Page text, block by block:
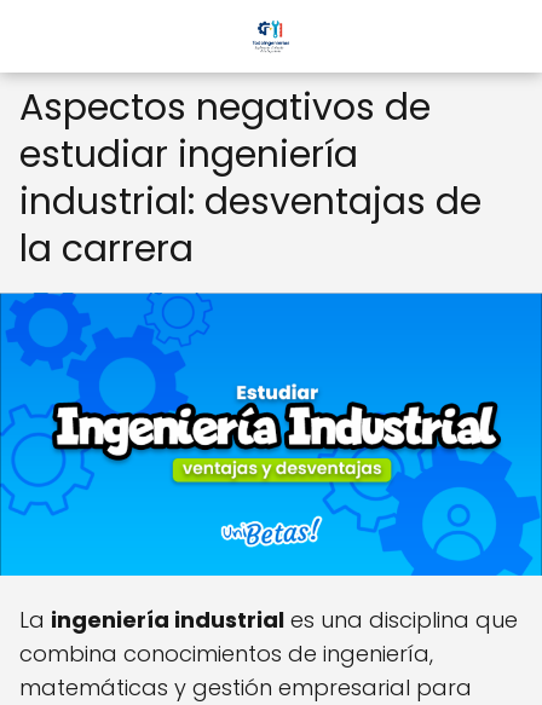
Aspectos negativos de
estudiar ingeniería
industrial: desventajas de
la carrera
La ingeniería industrial es una disciplina que
combina conocimientos de ingeniería,
matemáticas y gestión empresarial para